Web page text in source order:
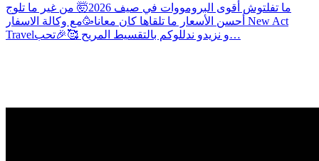
ما تفلتوش أقوى البرومووات في صيف 2026🤯 من غير ما تلوج
أحسن الأسعار ما تلقاها كان معانا🥳مع وكالة الاسفار New Act
Travelو نزيدو ندللوكم بالتقسيط المريح 🥰🎉تحب…